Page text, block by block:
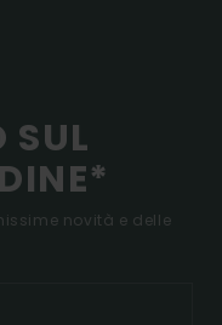
SUL
novità e delle